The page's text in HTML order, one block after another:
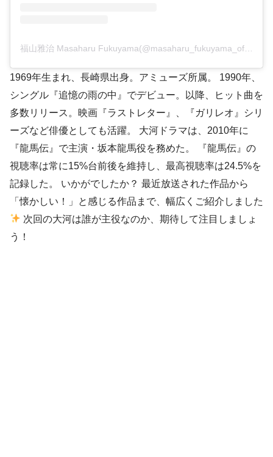
1969年生まれ、長崎県出身。アミューズ所属。 1990年、
シングル『追憶の雨の中』でデビュー。以降、ヒット曲を
多数リリース。映画『ラストレター』、『ガリレオ』シリ
ーズなど俳優としても活躍。 大河ドラマは、2010年に
『龍馬伝』で主演・坂本龍馬役を務めた。 『龍馬伝』の
視聴率は常に15%台前後を維持し、最高視聴率は24.5%を
記録した。 いかがでしたか？ 最近放送された作品から
「懐かしい！」と感じる作品まで、幅広くご紹介しました
次回の大河は誰が主役なのか、期待して注目しましょ
う！